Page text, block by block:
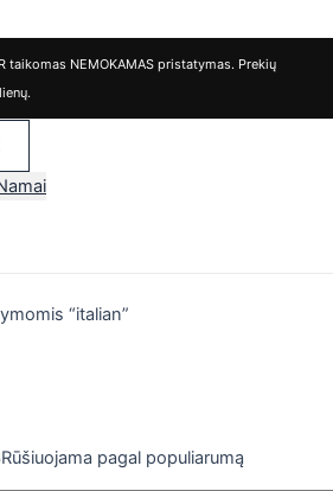
taikomas NEMOKAMAS pristatymas. Prekių
“italian”
Rūšiuojama pagal populiarumą